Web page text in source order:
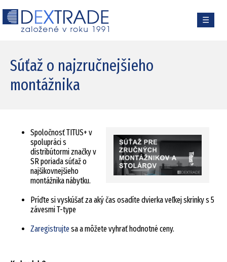
☰
Súťaž o najzručnejšieho
montážnika
Spoločnosť TITUS+ v
spolupráci s
distribútormi značky v
SR poriada súťaž o
najšikovnejšieho
montážnika nábytku.
Príďte si vyskúšať za aký čas osadíte dvierka veľkej skrinky s 5
závesmi T-type
Zaregistrujtesa a môžete vyhrať hodnotné ceny.